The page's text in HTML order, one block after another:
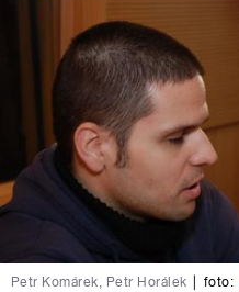
Petr Komárek, Petr Horálek foto: